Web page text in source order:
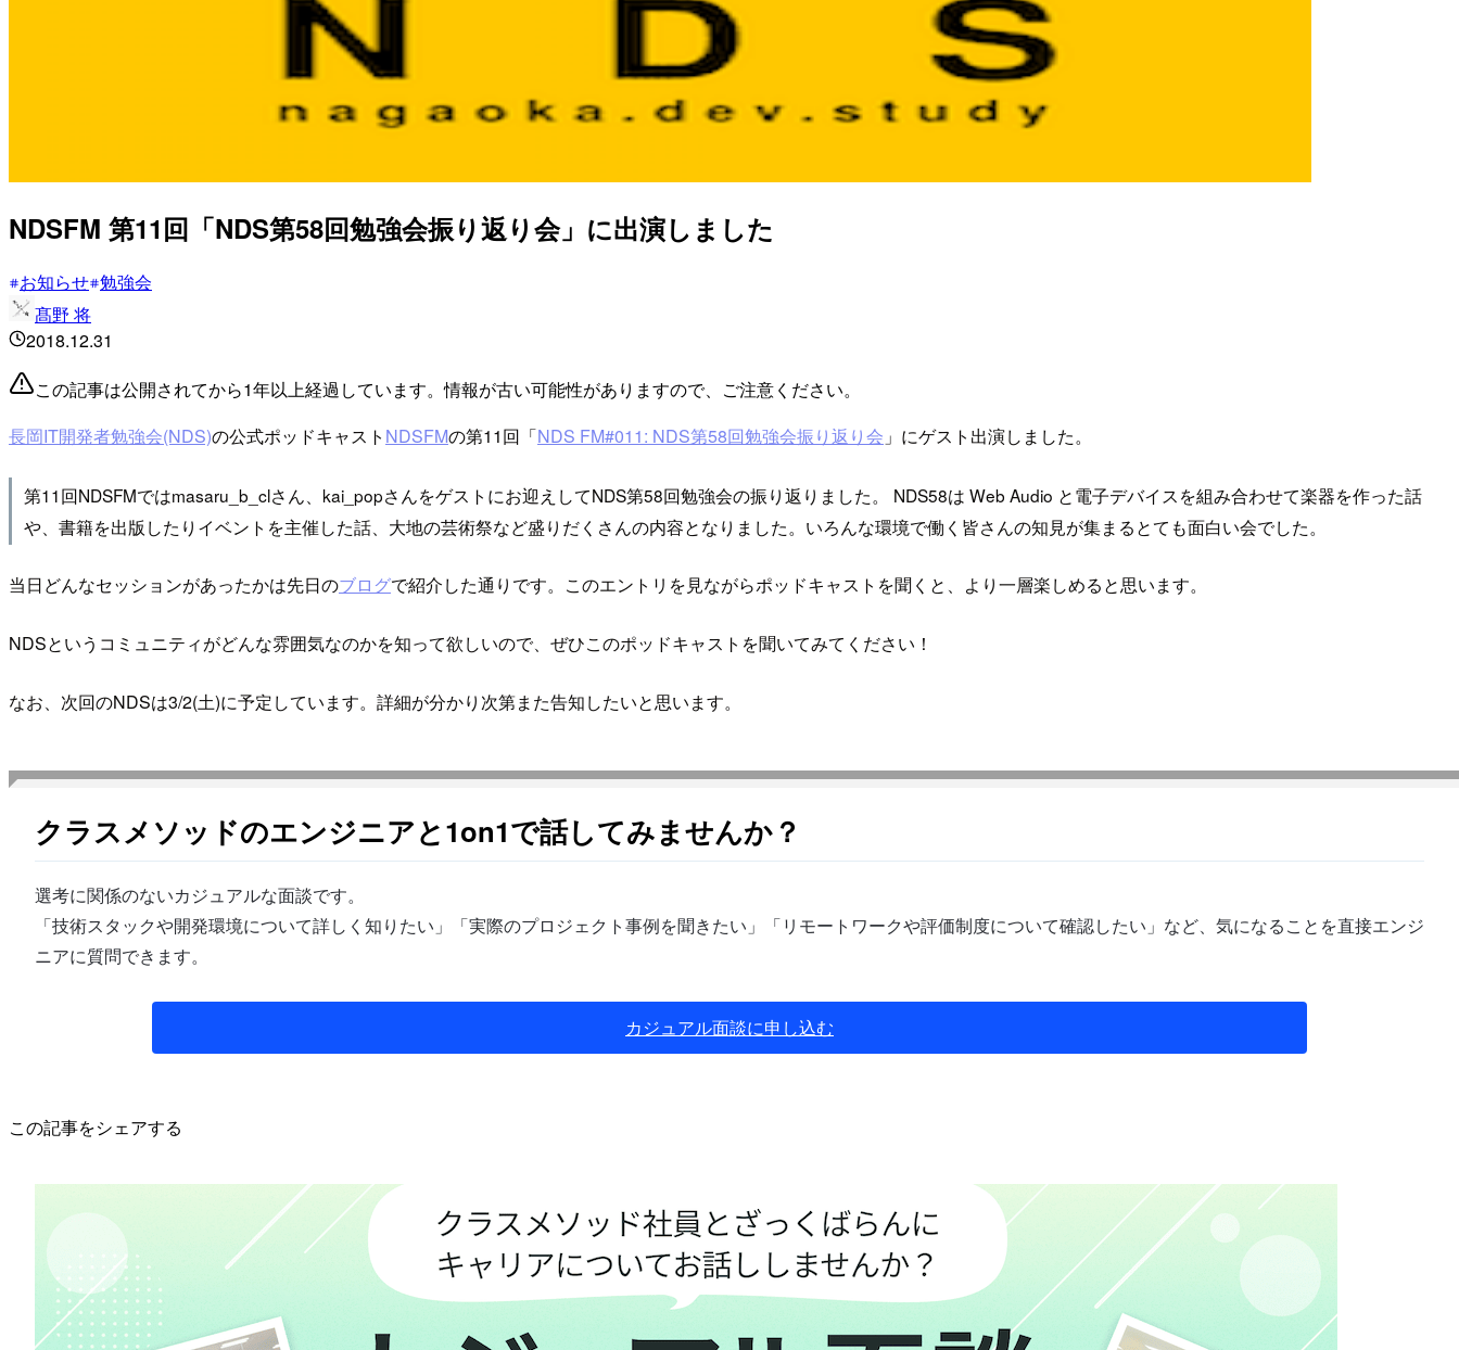
NDSFM 第11回「NDS第58回勉強会振り返り会」に出演しました
お知らせ 勉強会
髙野 将
2018.12.31
この記事は公開されてから1年以上経過しています。情報が古い可能性がありますので、ご注意ください。
長岡IT開発者勉強会(NDS)の公式ポッドキャスト NDSFMの第11回「NDS FM#011: NDS第58回勉強会振り返り会 」にゲスト出演しました。
第11回NDSFMではmasaru_b_clさん、kai_popさんをゲストにお迎えしてNDS第58回勉強会の振り返りました。 NDS58は Web Audio と電子デバイスを組み合わせて楽器を作った話
や、書籍を出版したりイベントを主催した話、大地の芸術祭など盛りだくさんの内容となりました。いろんな環境で働く皆さんの知見が集まるとても面白い会でした。
当日どんなセッションがあったかは先日のブログで紹介した通りです。このエントリを見ながらポッドキャストを聞くと、より一層楽しめると思います。
NDSというコミュニティがどんな雰囲気なのかを知って欲しいので、ぜひこのポッドキャストを聞いてみてください！
なお、次回のNDSは3/2(土)に予定しています。詳細が分かり次第また告知したいと思います。
クラスメソッドのエンジニアと1on1で話してみませんか？
選考に関係のないカジュアルな面談です。
「技術スタックや開発環境について詳しく知りたい」「実際のプロジェクト事例を聞きたい」「リモートワークや評価制度について確認したい」など、気になることを直接エンジ
ニアに質問できます。
カジュアル面談に申し込む
この記事をシェアする